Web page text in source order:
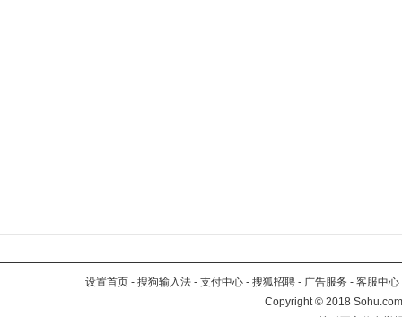
设置首页 - 搜狗输入法 - 支付中心 - 搜狐招聘 - 广告服务 - 客服中心
Copyright©2018